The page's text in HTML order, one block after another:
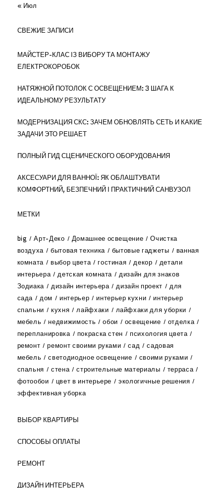
« Июл
СВЕЖИЕ ЗАПИСИ
МАЙСТЕР-КЛАС ІЗ ВИБОРУ ТА МОНТАЖУ
ЕЛЕКТРОКОРОБОК
НАТЯЖНОЙ ПОТОЛОК С ОСВЕЩЕНИЕМ: 3 ШАГА К
ИДЕАЛЬНОМУ РЕЗУЛЬТАТУ
МОДЕРНИЗАЦИЯ СКС: ЗАЧЕМ ОБНОВЛЯТЬ СЕТЬ И КАКИЕ
ЗАДАЧИ ЭТО РЕШАЕТ
ПОЛНЫЙ ГИД СЦЕНИЧЕСКОГО ОБОРУДОВАНИЯ
АКСЕСУАРИ ДЛЯ ВАННОЇ: ЯК ОБЛАШТУВАТИ
КОМФОРТНИЙ, БЕЗПЕЧНИЙ І ПРАКТИЧНИЙ САНВУЗОЛ
МЕТКИ
big Арт-Деко Домашнее освещение
Очистка
воздуха
бытовая техника бытовые гаджеты
ванная
комната
выбор цвета гостиная декор
детали
интерьера
детская комната
дизайн для знаков
Зодиака
дизайн интерьера дизайн проект
для
сада
дом интерьер интерьер кухни
интерьер
спальни
кухня лайфхаки
лайфхаки для уборки
мебель
недвижимость обои освещение
отделка
перепланировка
покраска стен
психология цвета
ремонт
ремонт своими руками сад
садовая
мебель
светодиодное освещение
своими руками
спальня
стена строительные материалы
терраса
фотообои
цвет в интерьере
экологичные решения
эффективная уборка
ВЫБОР КВАРТИРЫ
СПОСОБЫ ОПЛАТЫ
РЕМОНТ
ДИЗАЙН ИНТЕРЬЕРА